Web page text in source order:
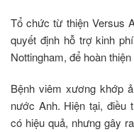
Tổ chức từ thiện Versus
quyết định hỗ trợ kinh
Nottingham, để hoàn
Bệnh viêm xương khớp
nước Anh. Hiện tại, điều
có hiệu quả, nhưng gây